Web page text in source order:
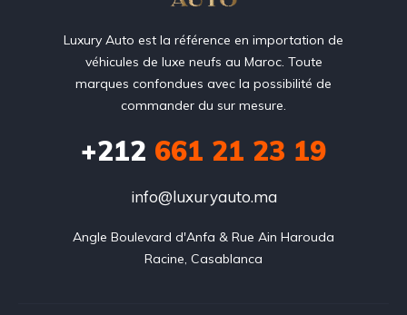
Luxury Auto est la référence en importation de
véhicules de luxe neufs au Maroc. Toute
marques confondues avec la possibilité de
commander du sur mesure.
+212 ‭661 21 23 19‬
info@luxuryauto.ma
Angle Boulevard d'Anfa & Rue Ain Harouda
Racine, Casablanca